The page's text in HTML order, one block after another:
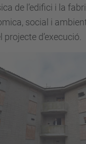
de l’edifici i la
social i
d’execució.